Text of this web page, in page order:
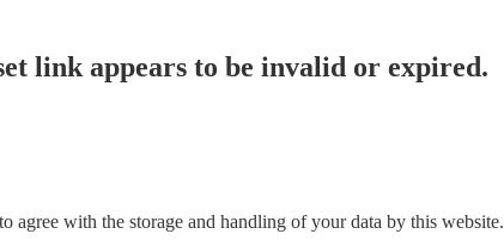
link appears to be invalid or expired.
agree with the storage and handling of your data by this website.